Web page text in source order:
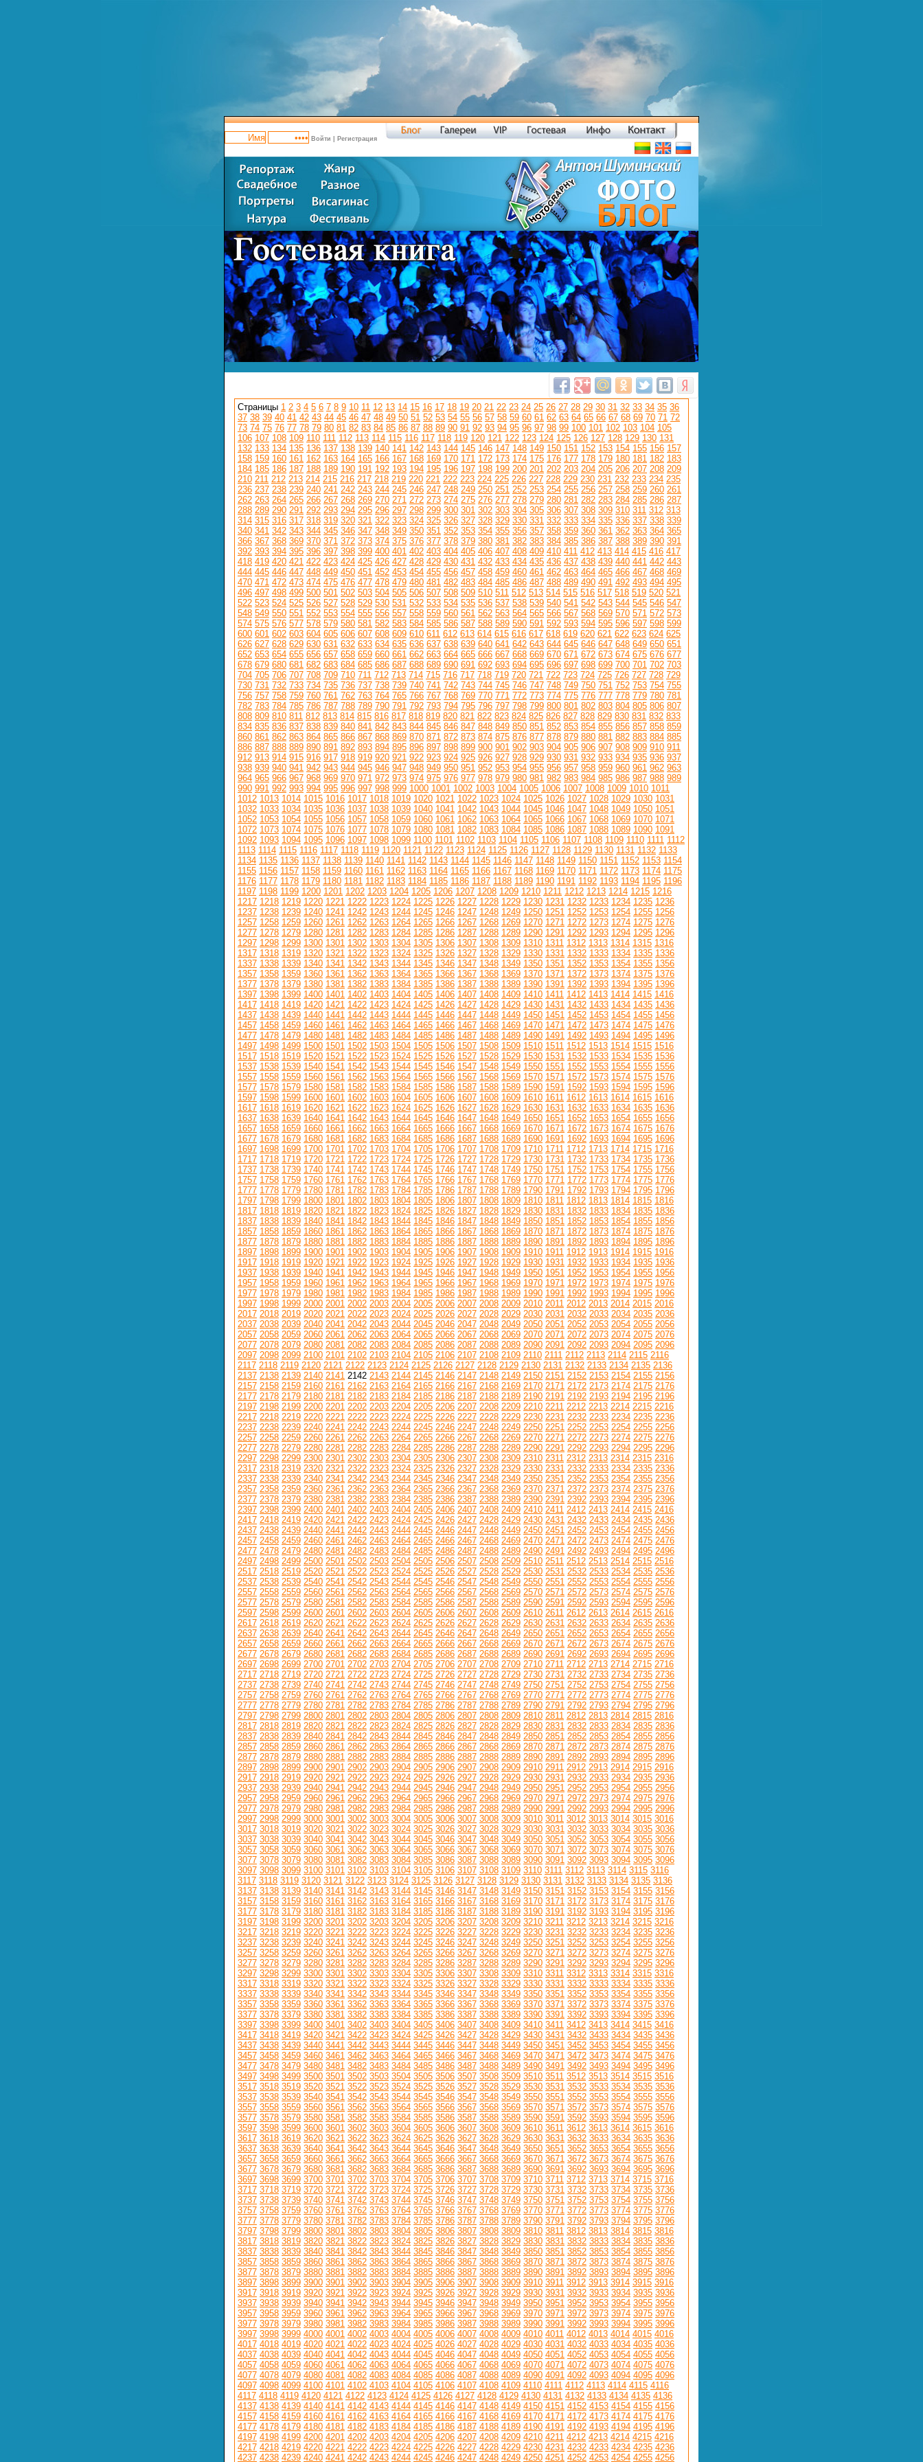
Войти Регистрация
Страницы 1 2 3 4 5 6 7 8 9 10 11 12 13 14 15 16 17 18 19 20 21 22 23 24 25 26 27 28 29 30 31 32 33 34 35 36
37 38 39 40 41 42 43 44 45 46 47 48 49 50 51 52 53 54 55 56 57 58 59 60 61 62 63 64 65 66 67 68 69 70 71 72
73 74 75 76 77 78 79 80 81 82 83 84 85 86 87 88 89 90 91 92 93 94 95 96 97 98 99 100 101 102 103 104 105
106 107 108 109 110 111 112 113 114 115 116 117 118 119 120 121 122 123 124 125 126 127 128 129 130 131
132 133 134 135 136 137 138 139 140 141 142 143 144 145 146 147 148 149 150 151 152 153 154 155 156 157
158 159 160 161 162 163 164 165 166 167 168 169 170 171 172 173 174 175 176 177 178 179 180 181 182 183
184 185 186 187 188 189 190 191 192 193 194 195 196 197 198 199 200 201 202 203 204 205 206 207 208 209
210 211 212 213 214 215 216 217 218 219 220 221 222 223 224 225 226 227 228 229 230 231 232 233 234 235
236 237 238 239 240 241 242 243 244 245 246 247 248 249 250 251 252 253 254 255 256 257 258 259 260 261
262 263 264 265 266 267 268 269 270 271 272 273 274 275 276 277 278 279 280 281 282 283 284 285 286 287
288 289 290 291 292 293 294 295 296 297 298 299 300 301 302 303 304 305 306 307 308 309 310 311 312 313
314 315 316 317 318 319 320 321 322 323 324 325 326 327 328 329 330 331 332 333 334 335 336 337 338 339
340 341 342 343 344 345 346 347 348 349 350 351 352 353 354 355 356 357 358 359 360 361 362 363 364 365
366 367 368 369 370 371 372 373 374 375 376 377 378 379 380 381 382 383 384 385 386 387 388 389 390 391
392 393 394 395 396 397 398 399 400 401 402 403 404 405 406 407 408 409 410 411 412 413 414 415 416 417
418 419 420 421 422 423 424 425 426 427 428 429 430 431 432 433 434 435 436 437 438 439 440 441 442 443
444 445 446 447 448 449 450 451 452 453 454 455 456 457 458 459 460 461 462 463 464 465 466 467 468 469
470 471 472 473 474 475 476 477 478 479 480 481 482 483 484 485 486 487 488 489 490 491 492 493 494 495
496 497 498 499 500 501 502 503 504 505 506 507 508 509 510 511 512 513 514 515 516 517 518 519 520 521
522 523 524 525 526 527 528 529 530 531 532 533 534 535 536 537 538 539 540 541 542 543 544 545 546 547
548 549 550 551 552 553 554 555 556 557 558 559 560 561 562 563 564 565 566 567 568 569 570 571 572 573
574 575 576 577 578 579 580 581 582 583 584 585 586 587 588 589 590 591 592 593 594 595 596 597 598 599
600 601 602 603 604 605 606 607 608 609 610 611 612 613 614 615 616 617 618 619 620 621 622 623 624 625
626 627 628 629 630 631 632 633 634 635 636 637 638 639 640 641 642 643 644 645 646 647 648 649 650 651
652 653 654 655 656 657 658 659 660 661 662 663 664 665 666 667 668 669 670 671 672 673 674 675 676 677
678 679 680 681 682 683 684 685 686 687 688 689 690 691 692 693 694 695 696 697 698 699 700 701 702 703
704 705 706 707 708 709 710 711 712 713 714 715 716 717 718 719 720 721 722 723 724 725 726 727 728 729
730 731 732 733 734 735 736 737 738 739 740 741 742 743 744 745 746 747 748 749 750 751 752 753 754 755
756 757 758 759 760 761 762 763 764 765 766 767 768 769 770 771 772 773 774 775 776 777 778 779 780 781
782 783 784 785 786 787 788 789 790 791 792 793 794 795 796 797 798 799 800 801 802 803 804 805 806 807
808 809 810 811 812 813 814 815 816 817 818 819 820 821 822 823 824 825 826 827 828 829 830 831 832 833
834 835 836 837 838 839 840 841 842 843 844 845 846 847 848 849 850 851 852 853 854 855 856 857 858 859
860 861 862 863 864 865 866 867 868 869 870 871 872 873 874 875 876 877 878 879 880 881 882 883 884 885
886 887 888 889 890 891 892 893 894 895 896 897 898 899 900 901 902 903 904 905 906 907 908 909 910 911
912 913 914 915 916 917 918 919 920 921 922 923 924 925 926 927 928 929 930 931 932 933 934 935 936 937
938 939 940 941 942 943 944 945 946 947 948 949 950 951 952 953 954 955 956 957 958 959 960 961 962 963
964 965 966 967 968 969 970 971 972 973 974 975 976 977 978 979 980 981 982 983 984 985 986 987 988 989
990 991 992 993 994 995 996 997 998 999 1000 1001 1002 1003 1004 1005 1006 1007 1008 1009 1010 1011
1012 1013 1014 1015 1016 1017 1018 1019 1020 1021 1022 1023 1024 1025 1026 1027 1028 1029 1030 1031
1032 1033 1034 1035 1036 1037 1038 1039 1040 1041 1042 1043 1044 1045 1046 1047 1048 1049 1050 1051
1052 1053 1054 1055 1056 1057 1058 1059 1060 1061 1062 1063 1064 1065 1066 1067 1068 1069 1070 1071
1072 1073 1074 1075 1076 1077 1078 1079 1080 1081 1082 1083 1084 1085 1086 1087 1088 1089 1090 1091
1092 1093 1094 1095 1096 1097 1098 1099 1100 1101 1102 1103 1104 1105 1106 1107 1108 1109 1110 1111 1112
1113 1114 1115 1116 1117 1118 1119 1120 1121 1122 1123 1124 1125 1126 1127 1128 1129 1130 1131 1132 1133
1134 1135 1136 1137 1138 1139 1140 1141 1142 1143 1144 1145 1146 1147 1148 1149 1150 1151 1152 1153 1154
1155 1156 1157 1158 1159 1160 1161 1162 1163 1164 1165 1166 1167 1168 1169 1170 1171 1172 1173 1174 1175
1176 1177 1178 1179 1180 1181 1182 1183 1184 1185 1186 1187 1188 1189 1190 1191 1192 1193 1194 1195 1196
1197 1198 1199 1200 1201 1202 1203 1204 1205 1206 1207 1208 1209 1210 1211 1212 1213 1214 1215 1216
1217 1218 1219 1220 1221 1222 1223 1224 1225 1226 1227 1228 1229 1230 1231 1232 1233 1234 1235 1236
1237 1238 1239 1240 1241 1242 1243 1244 1245 1246 1247 1248 1249 1250 1251 1252 1253 1254 1255 1256
1257 1258 1259 1260 1261 1262 1263 1264 1265 1266 1267 1268 1269 1270 1271 1272 1273 1274 1275 1276
1277 1278 1279 1280 1281 1282 1283 1284 1285 1286 1287 1288 1289 1290 1291 1292 1293 1294 1295 1296
1297 1298 1299 1300 1301 1302 1303 1304 1305 1306 1307 1308 1309 1310 1311 1312 1313 1314 1315 1316
1317 1318 1319 1320 1321 1322 1323 1324 1325 1326 1327 1328 1329 1330 1331 1332 1333 1334 1335 1336
1337 1338 1339 1340 1341 1342 1343 1344 1345 1346 1347 1348 1349 1350 1351 1352 1353 1354 1355 1356
1357 1358 1359 1360 1361 1362 1363 1364 1365 1366 1367 1368 1369 1370 1371 1372 1373 1374 1375 1376
1377 1378 1379 1380 1381 1382 1383 1384 1385 1386 1387 1388 1389 1390 1391 1392 1393 1394 1395 1396
1397 1398 1399 1400 1401 1402 1403 1404 1405 1406 1407 1408 1409 1410 1411 1412 1413 1414 1415 1416
1417 1418 1419 1420 1421 1422 1423 1424 1425 1426 1427 1428 1429 1430 1431 1432 1433 1434 1435 1436
1437 1438 1439 1440 1441 1442 1443 1444 1445 1446 1447 1448 1449 1450 1451 1452 1453 1454 1455 1456
1457 1458 1459 1460 1461 1462 1463 1464 1465 1466 1467 1468 1469 1470 1471 1472 1473 1474 1475 1476
1477 1478 1479 1480 1481 1482 1483 1484 1485 1486 1487 1488 1489 1490 1491 1492 1493 1494 1495 1496
1497 1498 1499 1500 1501 1502 1503 1504 1505 1506 1507 1508 1509 1510 1511 1512 1513 1514 1515 1516
1517 1518 1519 1520 1521 1522 1523 1524 1525 1526 1527 1528 1529 1530 1531 1532 1533 1534 1535 1536
1537 1538 1539 1540 1541 1542 1543 1544 1545 1546 1547 1548 1549 1550 1551 1552 1553 1554 1555 1556
1557 1558 1559 1560 1561 1562 1563 1564 1565 1566 1567 1568 1569 1570 1571 1572 1573 1574 1575 1576
1577 1578 1579 1580 1581 1582 1583 1584 1585 1586 1587 1588 1589 1590 1591 1592 1593 1594 1595 1596
1597 1598 1599 1600 1601 1602 1603 1604 1605 1606 1607 1608 1609 1610 1611 1612 1613 1614 1615 1616
1617 1618 1619 1620 1621 1622 1623 1624 1625 1626 1627 1628 1629 1630 1631 1632 1633 1634 1635 1636
1637 1638 1639 1640 1641 1642 1643 1644 1645 1646 1647 1648 1649 1650 1651 1652 1653 1654 1655 1656
1657 1658 1659 1660 1661 1662 1663 1664 1665 1666 1667 1668 1669 1670 1671 1672 1673 1674 1675 1676
1677 1678 1679 1680 1681 1682 1683 1684 1685 1686 1687 1688 1689 1690 1691 1692 1693 1694 1695 1696
1697 1698 1699 1700 1701 1702 1703 1704 1705 1706 1707 1708 1709 1710 1711 1712 1713 1714 1715 1716
1717 1718 1719 1720 1721 1722 1723 1724 1725 1726 1727 1728 1729 1730 1731 1732 1733 1734 1735 1736
1737 1738 1739 1740 1741 1742 1743 1744 1745 1746 1747 1748 1749 1750 1751 1752 1753 1754 1755 1756
1757 1758 1759 1760 1761 1762 1763 1764 1765 1766 1767 1768 1769 1770 1771 1772 1773 1774 1775 1776
1777 1778 1779 1780 1781 1782 1783 1784 1785 1786 1787 1788 1789 1790 1791 1792 1793 1794 1795 1796
1797 1798 1799 1800 1801 1802 1803 1804 1805 1806 1807 1808 1809 1810 1811 1812 1813 1814 1815 1816
1817 1818 1819 1820 1821 1822 1823 1824 1825 1826 1827 1828 1829 1830 1831 1832 1833 1834 1835 1836
1837 1838 1839 1840 1841 1842 1843 1844 1845 1846 1847 1848 1849 1850 1851 1852 1853 1854 1855 1856
1857 1858 1859 1860 1861 1862 1863 1864 1865 1866 1867 1868 1869 1870 1871 1872 1873 1874 1875 1876
1877 1878 1879 1880 1881 1882 1883 1884 1885 1886 1887 1888 1889 1890 1891 1892 1893 1894 1895 1896
1897 1898 1899 1900 1901 1902 1903 1904 1905 1906 1907 1908 1909 1910 1911 1912 1913 1914 1915 1916
1917 1918 1919 1920 1921 1922 1923 1924 1925 1926 1927 1928 1929 1930 1931 1932 1933 1934 1935 1936
1937 1938 1939 1940 1941 1942 1943 1944 1945 1946 1947 1948 1949 1950 1951 1952 1953 1954 1955 1956
1957 1958 1959 1960 1961 1962 1963 1964 1965 1966 1967 1968 1969 1970 1971 1972 1973 1974 1975 1976
1977 1978 1979 1980 1981 1982 1983 1984 1985 1986 1987 1988 1989 1990 1991 1992 1993 1994 1995 1996
1997 1998 1999 2000 2001 2002 2003 2004 2005 2006 2007 2008 2009 2010 2011 2012 2013 2014 2015 2016
2017 2018 2019 2020 2021 2022 2023 2024 2025 2026 2027 2028 2029 2030 2031 2032 2033 2034 2035 2036
2037 2038 2039 2040 2041 2042 2043 2044 2045 2046 2047 2048 2049 2050 2051 2052 2053 2054 2055 2056
2057 2058 2059 2060 2061 2062 2063 2064 2065 2066 2067 2068 2069 2070 2071 2072 2073 2074 2075 2076
2077 2078 2079 2080 2081 2082 2083 2084 2085 2086 2087 2088 2089 2090 2091 2092 2093 2094 2095 2096
2097 2098 2099 2100 2101 2102 2103 2104 2105 2106 2107 2108 2109 2110 2111 2112 2113 2114 2115 2116
2117 2118 2119 2120 2121 2122 2123 2124 2125 2126 2127 2128 2129 2130 2131 2132 2133 2134 2135 2136
2137 2138 2139 2140 2141 2142 2143 2144 2145 2146 2147 2148 2149 2150 2151 2152 2153 2154 2155 2156
2157 2158 2159 2160 2161 2162 2163 2164 2165 2166 2167 2168 2169 2170 2171 2172 2173 2174 2175 2176
2177 2178 2179 2180 2181 2182 2183 2184 2185 2186 2187 2188 2189 2190 2191 2192 2193 2194 2195 2196
2197 2198 2199 2200 2201 2202 2203 2204 2205 2206 2207 2208 2209 2210 2211 2212 2213 2214 2215 2216
2217 2218 2219 2220 2221 2222 2223 2224 2225 2226 2227 2228 2229 2230 2231 2232 2233 2234 2235 2236
2237 2238 2239 2240 2241 2242 2243 2244 2245 2246 2247 2248 2249 2250 2251 2252 2253 2254 2255 2256
2257 2258 2259 2260 2261 2262 2263 2264 2265 2266 2267 2268 2269 2270 2271 2272 2273 2274 2275 2276
2277 2278 2279 2280 2281 2282 2283 2284 2285 2286 2287 2288 2289 2290 2291 2292 2293 2294 2295 2296
2297 2298 2299 2300 2301 2302 2303 2304 2305 2306 2307 2308 2309 2310 2311 2312 2313 2314 2315 2316
2317 2318 2319 2320 2321 2322 2323 2324 2325 2326 2327 2328 2329 2330 2331 2332 2333 2334 2335 2336
2337 2338 2339 2340 2341 2342 2343 2344 2345 2346 2347 2348 2349 2350 2351 2352 2353 2354 2355 2356
2357 2358 2359 2360 2361 2362 2363 2364 2365 2366 2367 2368 2369 2370 2371 2372 2373 2374 2375 2376
2377 2378 2379 2380 2381 2382 2383 2384 2385 2386 2387 2388 2389 2390 2391 2392 2393 2394 2395 2396
2397 2398 2399 2400 2401 2402 2403 2404 2405 2406 2407 2408 2409 2410 2411 2412 2413 2414 2415 2416
2417 2418 2419 2420 2421 2422 2423 2424 2425 2426 2427 2428 2429 2430 2431 2432 2433 2434 2435 2436
2437 2438 2439 2440 2441 2442 2443 2444 2445 2446 2447 2448 2449 2450 2451 2452 2453 2454 2455 2456
2457 2458 2459 2460 2461 2462 2463 2464 2465 2466 2467 2468 2469 2470 2471 2472 2473 2474 2475 2476
2477 2478 2479 2480 2481 2482 2483 2484 2485 2486 2487 2488 2489 2490 2491 2492 2493 2494 2495 2496
2497 2498 2499 2500 2501 2502 2503 2504 2505 2506 2507 2508 2509 2510 2511 2512 2513 2514 2515 2516
2517 2518 2519 2520 2521 2522 2523 2524 2525 2526 2527 2528 2529 2530 2531 2532 2533 2534 2535 2536
2537 2538 2539 2540 2541 2542 2543 2544 2545 2546 2547 2548 2549 2550 2551 2552 2553 2554 2555 2556
2557 2558 2559 2560 2561 2562 2563 2564 2565 2566 2567 2568 2569 2570 2571 2572 2573 2574 2575 2576
2577 2578 2579 2580 2581 2582 2583 2584 2585 2586 2587 2588 2589 2590 2591 2592 2593 2594 2595 2596
2597 2598 2599 2600 2601 2602 2603 2604 2605 2606 2607 2608 2609 2610 2611 2612 2613 2614 2615 2616
2617 2618 2619 2620 2621 2622 2623 2624 2625 2626 2627 2628 2629 2630 2631 2632 2633 2634 2635 2636
2637 2638 2639 2640 2641 2642 2643 2644 2645 2646 2647 2648 2649 2650 2651 2652 2653 2654 2655 2656
2657 2658 2659 2660 2661 2662 2663 2664 2665 2666 2667 2668 2669 2670 2671 2672 2673 2674 2675 2676
2677 2678 2679 2680 2681 2682 2683 2684 2685 2686 2687 2688 2689 2690 2691 2692 2693 2694 2695 2696
2697 2698 2699 2700 2701 2702 2703 2704 2705 2706 2707 2708 2709 2710 2711 2712 2713 2714 2715 2716
2717 2718 2719 2720 2721 2722 2723 2724 2725 2726 2727 2728 2729 2730 2731 2732 2733 2734 2735 2736
2737 2738 2739 2740 2741 2742 2743 2744 2745 2746 2747 2748 2749 2750 2751 2752 2753 2754 2755 2756
2757 2758 2759 2760 2761 2762 2763 2764 2765 2766 2767 2768 2769 2770 2771 2772 2773 2774 2775 2776
2777 2778 2779 2780 2781 2782 2783 2784 2785 2786 2787 2788 2789 2790 2791 2792 2793 2794 2795 2796
2797 2798 2799 2800 2801 2802 2803 2804 2805 2806 2807 2808 2809 2810 2811 2812 2813 2814 2815 2816
2817 2818 2819 2820 2821 2822 2823 2824 2825 2826 2827 2828 2829 2830 2831 2832 2833 2834 2835 2836
2837 2838 2839 2840 2841 2842 2843 2844 2845 2846 2847 2848 2849 2850 2851 2852 2853 2854 2855 2856
2857 2858 2859 2860 2861 2862 2863 2864 2865 2866 2867 2868 2869 2870 2871 2872 2873 2874 2875 2876
2877 2878 2879 2880 2881 2882 2883 2884 2885 2886 2887 2888 2889 2890 2891 2892 2893 2894 2895 2896
2897 2898 2899 2900 2901 2902 2903 2904 2905 2906 2907 2908 2909 2910 2911 2912 2913 2914 2915 2916
2917 2918 2919 2920 2921 2922 2923 2924 2925 2926 2927 2928 2929 2930 2931 2932 2933 2934 2935 2936
2937 2938 2939 2940 2941 2942 2943 2944 2945 2946 2947 2948 2949 2950 2951 2952 2953 2954 2955 2956
2957 2958 2959 2960 2961 2962 2963 2964 2965 2966 2967 2968 2969 2970 2971 2972 2973 2974 2975 2976
2977 2978 2979 2980 2981 2982 2983 2984 2985 2986 2987 2988 2989 2990 2991 2992 2993 2994 2995 2996
2997 2998 2999 3000 3001 3002 3003 3004 3005 3006 3007 3008 3009 3010 3011 3012 3013 3014 3015 3016
3017 3018 3019 3020 3021 3022 3023 3024 3025 3026 3027 3028 3029 3030 3031 3032 3033 3034 3035 3036
3037 3038 3039 3040 3041 3042 3043 3044 3045 3046 3047 3048 3049 3050 3051 3052 3053 3054 3055 3056
3057 3058 3059 3060 3061 3062 3063 3064 3065 3066 3067 3068 3069 3070 3071 3072 3073 3074 3075 3076
3077 3078 3079 3080 3081 3082 3083 3084 3085 3086 3087 3088 3089 3090 3091 3092 3093 3094 3095 3096
3097 3098 3099 3100 3101 3102 3103 3104 3105 3106 3107 3108 3109 3110 3111 3112 3113 3114 3115 3116
3117 3118 3119 3120 3121 3122 3123 3124 3125 3126 3127 3128 3129 3130 3131 3132 3133 3134 3135 3136
3137 3138 3139 3140 3141 3142 3143 3144 3145 3146 3147 3148 3149 3150 3151 3152 3153 3154 3155 3156
3157 3158 3159 3160 3161 3162 3163 3164 3165 3166 3167 3168 3169 3170 3171 3172 3173 3174 3175 3176
3177 3178 3179 3180 3181 3182 3183 3184 3185 3186 3187 3188 3189 3190 3191 3192 3193 3194 3195 3196
3197 3198 3199 3200 3201 3202 3203 3204 3205 3206 3207 3208 3209 3210 3211 3212 3213 3214 3215 3216
3217 3218 3219 3220 3221 3222 3223 3224 3225 3226 3227 3228 3229 3230 3231 3232 3233 3234 3235 3236
3237 3238 3239 3240 3241 3242 3243 3244 3245 3246 3247 3248 3249 3250 3251 3252 3253 3254 3255 3256
3257 3258 3259 3260 3261 3262 3263 3264 3265 3266 3267 3268 3269 3270 3271 3272 3273 3274 3275 3276
3277 3278 3279 3280 3281 3282 3283 3284 3285 3286 3287 3288 3289 3290 3291 3292 3293 3294 3295 3296
3297 3298 3299 3300 3301 3302 3303 3304 3305 3306 3307 3308 3309 3310 3311 3312 3313 3314 3315 3316
3317 3318 3319 3320 3321 3322 3323 3324 3325 3326 3327 3328 3329 3330 3331 3332 3333 3334 3335 3336
3337 3338 3339 3340 3341 3342 3343 3344 3345 3346 3347 3348 3349 3350 3351 3352 3353 3354 3355 3356
3357 3358 3359 3360 3361 3362 3363 3364 3365 3366 3367 3368 3369 3370 3371 3372 3373 3374 3375 3376
3377 3378 3379 3380 3381 3382 3383 3384 3385 3386 3387 3388 3389 3390 3391 3392 3393 3394 3395 3396
3397 3398 3399 3400 3401 3402 3403 3404 3405 3406 3407 3408 3409 3410 3411 3412 3413 3414 3415 3416
3417 3418 3419 3420 3421 3422 3423 3424 3425 3426 3427 3428 3429 3430 3431 3432 3433 3434 3435 3436
3437 3438 3439 3440 3441 3442 3443 3444 3445 3446 3447 3448 3449 3450 3451 3452 3453 3454 3455 3456
3457 3458 3459 3460 3461 3462 3463 3464 3465 3466 3467 3468 3469 3470 3471 3472 3473 3474 3475 3476
3477 3478 3479 3480 3481 3482 3483 3484 3485 3486 3487 3488 3489 3490 3491 3492 3493 3494 3495 3496
3497 3498 3499 3500 3501 3502 3503 3504 3505 3506 3507 3508 3509 3510 3511 3512 3513 3514 3515 3516
3517 3518 3519 3520 3521 3522 3523 3524 3525 3526 3527 3528 3529 3530 3531 3532 3533 3534 3535 3536
3537 3538 3539 3540 3541 3542 3543 3544 3545 3546 3547 3548 3549 3550 3551 3552 3553 3554 3555 3556
3557 3558 3559 3560 3561 3562 3563 3564 3565 3566 3567 3568 3569 3570 3571 3572 3573 3574 3575 3576
3577 3578 3579 3580 3581 3582 3583 3584 3585 3586 3587 3588 3589 3590 3591 3592 3593 3594 3595 3596
3597 3598 3599 3600 3601 3602 3603 3604 3605 3606 3607 3608 3609 3610 3611 3612 3613 3614 3615 3616
3617 3618 3619 3620 3621 3622 3623 3624 3625 3626 3627 3628 3629 3630 3631 3632 3633 3634 3635 3636
3637 3638 3639 3640 3641 3642 3643 3644 3645 3646 3647 3648 3649 3650 3651 3652 3653 3654 3655 3656
3657 3658 3659 3660 3661 3662 3663 3664 3665 3666 3667 3668 3669 3670 3671 3672 3673 3674 3675 3676
3677 3678 3679 3680 3681 3682 3683 3684 3685 3686 3687 3688 3689 3690 3691 3692 3693 3694 3695 3696
3697 3698 3699 3700 3701 3702 3703 3704 3705 3706 3707 3708 3709 3710 3711 3712 3713 3714 3715 3716
3717 3718 3719 3720 3721 3722 3723 3724 3725 3726 3727 3728 3729 3730 3731 3732 3733 3734 3735 3736
3737 3738 3739 3740 3741 3742 3743 3744 3745 3746 3747 3748 3749 3750 3751 3752 3753 3754 3755 3756
3757 3758 3759 3760 3761 3762 3763 3764 3765 3766 3767 3768 3769 3770 3771 3772 3773 3774 3775 3776
3777 3778 3779 3780 3781 3782 3783 3784 3785 3786 3787 3788 3789 3790 3791 3792 3793 3794 3795 3796
3797 3798 3799 3800 3801 3802 3803 3804 3805 3806 3807 3808 3809 3810 3811 3812 3813 3814 3815 3816
3817 3818 3819 3820 3821 3822 3823 3824 3825 3826 3827 3828 3829 3830 3831 3832 3833 3834 3835 3836
3837 3838 3839 3840 3841 3842 3843 3844 3845 3846 3847 3848 3849 3850 3851 3852 3853 3854 3855 3856
3857 3858 3859 3860 3861 3862 3863 3864 3865 3866 3867 3868 3869 3870 3871 3872 3873 3874 3875 3876
3877 3878 3879 3880 3881 3882 3883 3884 3885 3886 3887 3888 3889 3890 3891 3892 3893 3894 3895 3896
3897 3898 3899 3900 3901 3902 3903 3904 3905 3906 3907 3908 3909 3910 3911 3912 3913 3914 3915 3916
3917 3918 3919 3920 3921 3922 3923 3924 3925 3926 3927 3928 3929 3930 3931 3932 3933 3934 3935 3936
3937 3938 3939 3940 3941 3942 3943 3944 3945 3946 3947 3948 3949 3950 3951 3952 3953 3954 3955 3956
3957 3958 3959 3960 3961 3962 3963 3964 3965 3966 3967 3968 3969 3970 3971 3972 3973 3974 3975 3976
3977 3978 3979 3980 3981 3982 3983 3984 3985 3986 3987 3988 3989 3990 3991 3992 3993 3994 3995 3996
3997 3998 3999 4000 4001 4002 4003 4004 4005 4006 4007 4008 4009 4010 4011 4012 4013 4014 4015 4016
4017 4018 4019 4020 4021 4022 4023 4024 4025 4026 4027 4028 4029 4030 4031 4032 4033 4034 4035 4036
4037 4038 4039 4040 4041 4042 4043 4044 4045 4046 4047 4048 4049 4050 4051 4052 4053 4054 4055 4056
4057 4058 4059 4060 4061 4062 4063 4064 4065 4066 4067 4068 4069 4070 4071 4072 4073 4074 4075 4076
4077 4078 4079 4080 4081 4082 4083 4084 4085 4086 4087 4088 4089 4090 4091 4092 4093 4094 4095 4096
4097 4098 4099 4100 4101 4102 4103 4104 4105 4106 4107 4108 4109 4110 4111 4112 4113 4114 4115 4116
4117 4118 4119 4120 4121 4122 4123 4124 4125 4126 4127 4128 4129 4130 4131 4132 4133 4134 4135 4136
4137 4138 4139 4140 4141 4142 4143 4144 4145 4146 4147 4148 4149 4150 4151 4152 4153 4154 4155 4156
4157 4158 4159 4160 4161 4162 4163 4164 4165 4166 4167 4168 4169 4170 4171 4172 4173 4174 4175 4176
4177 4178 4179 4180 4181 4182 4183 4184 4185 4186 4187 4188 4189 4190 4191 4192 4193 4194 4195 4196
4197 4198 4199 4200 4201 4202 4203 4204 4205 4206 4207 4208 4209 4210 4211 4212 4213 4214 4215 4216
4217 4218 4219 4220 4221 4222 4223 4224 4225 4226 4227 4228 4229 4230 4231 4232 4233 4234 4235 4236
4237 4238 4239 4240 4241 4242 4243 4244 4245 4246 4247 4248 4249 4250 4251 4252 4253 4254 4255 4256